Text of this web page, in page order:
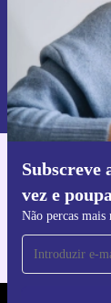
Subscreve
vez e
Não percas mais
Informações
nossa